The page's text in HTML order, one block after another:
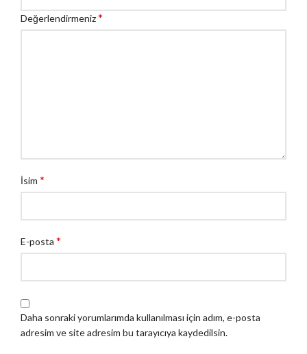
Değerlendirmeniz*
İsim *
E-posta *
Daha sonraki yorumlarımda kullanılması için adım, e-posta
adresim ve site adresim bu tarayıcıya kaydedilsin.